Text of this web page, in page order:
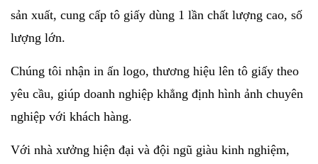
sản xuất, cung cấp tô giấy dùng 1 lần chất lượng cao, số
lượng lớn.
Chúng tôi nhận in ấn logo, thương hiệu lên tô giấy theo
yêu cầu, giúp doanh nghiệp khẳng định hình ảnh chuyên
nghiệp với khách hàng.
Với nhà xưởng hiện đại và đội ngũ giàu kinh nghiệm,